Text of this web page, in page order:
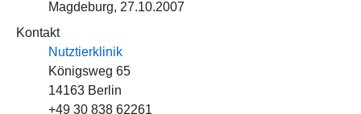
Magdeburg, 27.10.2007
Kontakt
Nutztierklinik
Königsweg 65
14163 Berlin
+49 30 838 62261